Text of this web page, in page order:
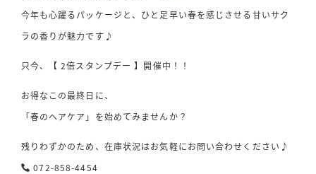
今年も心躍るパッケージと、ひと足早い春を感じさせる甘いサク
ラの香りが魅力です♪
只今、【 2倍スタンプデー 】開催中！！
お得なこの最終日に、
「春のヘアケア」を始めてみませんか？
残りわずかのため、在庫状況はお気軽にお問い合わせください♪
072-858-4454